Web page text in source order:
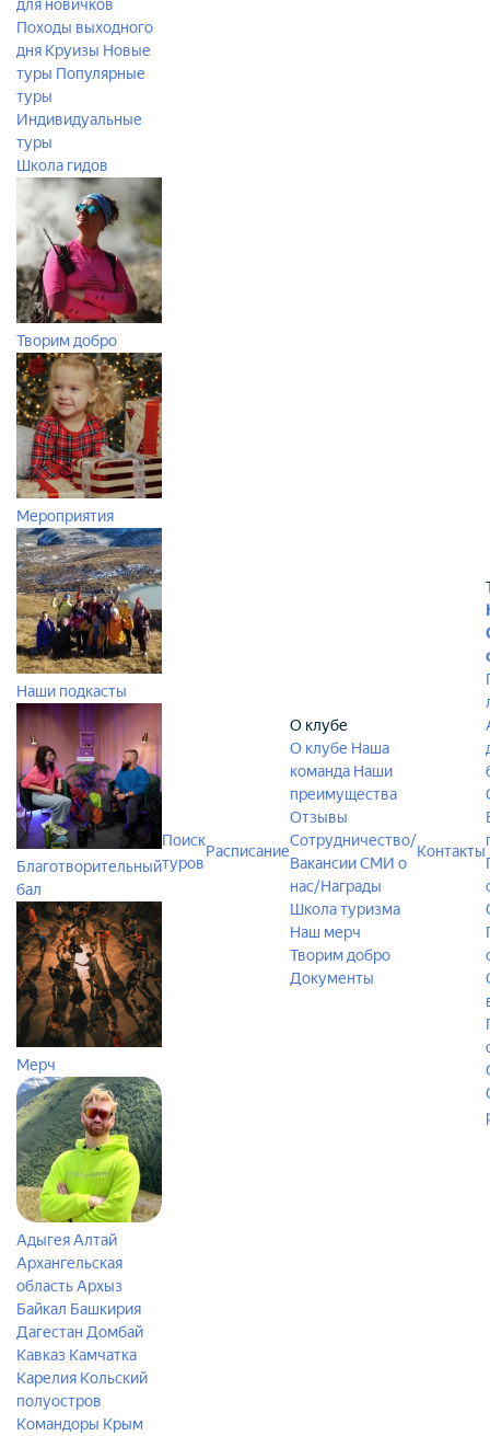
для новичков
Походы выходного
дня Круизы Новые
туры Популярные
туры
Индивидуальные
туры
Школа гидов
Творим добро
Мероприятия
Наши подкасты
Благотворительный
бал
Мерч
АдыгеяАлтай
Архангельская
областьАрхыз
Байкал Башкирия
Дагестан Домбай
Кавказ Камчатка
Карелия Кольский
полуостров
Командоры Крым
Поиск
туров
Расписание
О клубе
О клубе Наша
команда Наши
преимущества
Отзывы
Сотрудничество/
ВакансииСМИ о
нас/Награды
Школа туризма
Наш мерч
Творим добро
Документы
Контакты